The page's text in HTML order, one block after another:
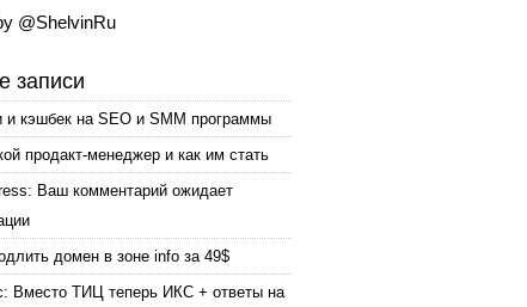
@ShelvinRu
записи
и кэшбек на SEO и SMM программы
продакт-менеджер и как им стать
Ваш комментарий ожидает
домен в зоне info за 49$
Вместо ТИЦ теперь ИКС + ответы на